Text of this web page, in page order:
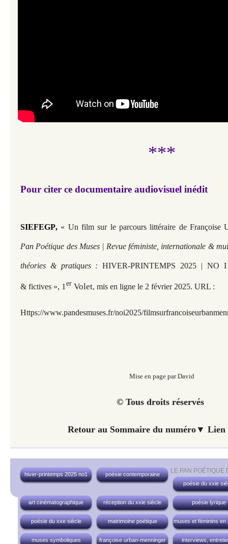
***
Pour citer ce documentaire audiovisuel inédit
SIEFEGP, « Un film sur le parcours littéraire de Françoise
Pan Poétique des Muses | Revue féministe, internationale &
théories & pratiques :HIVER-PRINTEMPS 2025 | NO I
& fictives », 1er Volet, mis en ligne le 2 février 2025. URL :
Https://www.pandesmuses.fr/noi2025/
Mise en page par David
© Tous droits réservés
Retour au Sommaire du numéro▼ Lien
LE PAN POÉTIQUE
hiver-printemps 2025 no1
poésie contemporaine
poésie du xxie
art cinématographique réception du xxie siècle poésie lyrique
poésie du xxe siècle matrimoine poétique muses et féminins en
muses symboliques françoise urban-menninger
interviews,